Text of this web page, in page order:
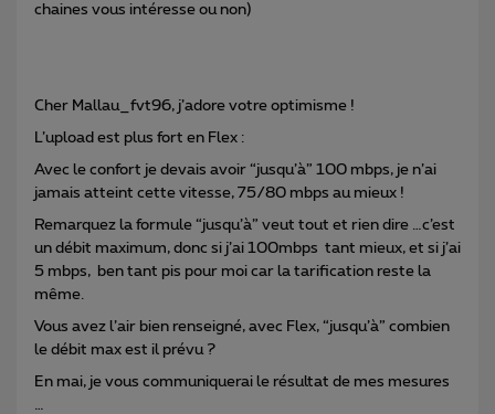
chaines vous intéresse ou non)
Cher Mallau_fvt96, j’adore votre optimisme !
L’upload est plus fort en Flex :
Avec le confort je devais avoir “jusqu’à” 100 mbps, je n’ai
jamais atteint cette vitesse, 75/80 mbps au mieux !
Remarquez la formule “jusqu’à” veut tout et rien dire …c’est
un débit maximum, donc si j’ai 100mbps tant mieux, et si j’ai
5 mbps, ben tant pis pour moi car la tarification reste la
même.
Vous avez l’air bien renseigné, avec Flex, “jusqu’à” combien
le débit max est il prévu ?
En mai, je vous communiquerai le résultat de mes mesures
…